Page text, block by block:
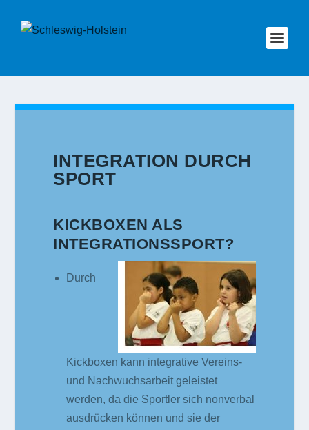
INTEGRATION DURCH
SPORT
KICKBOXEN ALS
INTEGRATIONSSPORT?
Durch
Kickboxen kann integrative Vereins-
und Nachwuchsarbeit geleistet
werden, da die Sportler sich nonverbal
ausdrücken können und sie der